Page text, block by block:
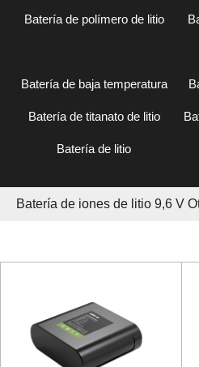
Batería de polímero de litio
Batería de baja temperatura
Batería de titanato de litio
Batería de litio
Batería de iones de litio 9,6 V